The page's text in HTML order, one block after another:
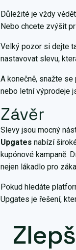
Důležité je vždy
Nebo chcete zvýšit
Velký pozor si dejte
nastavovat slevu,
A konečně, snažte
nebo letní výprodeje
Závěr
Slevy jsou mocný
Upgates nabízí
kupónové kampaně.
nejen lákadlo pro
Pokud hledáte
Upgates je řešení,